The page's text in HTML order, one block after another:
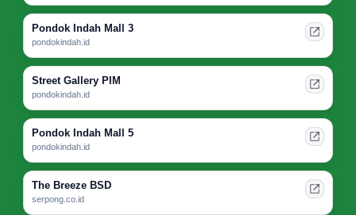
Pondok Indah Mall 3
pondokindah.id
Street Gallery PIM
pondokindah.id
Pondok Indah Mall 5
pondokindah.id
The Breeze BSD
serpong.co.id